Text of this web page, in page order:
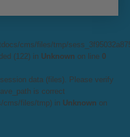
cms/files/tmp/
(122) in Unknown on line 0
data (files). Please verify
is correct
cms/files/tmp) in Unknown on